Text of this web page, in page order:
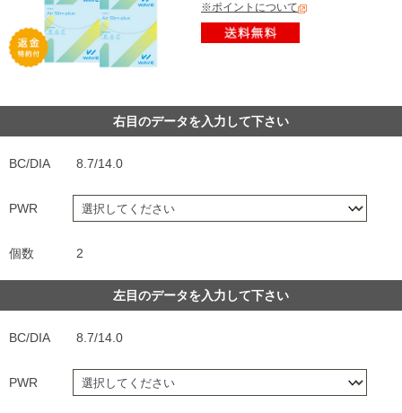
※ポイントについて
右目のデータを入力して下さい
BC/DIA 8.7/14.0
PWR
個数 2
左目のデータを入力して下さい
BC/DIA 8.7/14.0
PWR